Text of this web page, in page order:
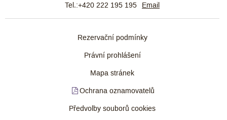
Tel.:+420 222 195 195 Email
Rezervační podmínky
Právní prohlášení
Mapa stránek
Ochrana oznamovatelů
Předvolby souborů cookies